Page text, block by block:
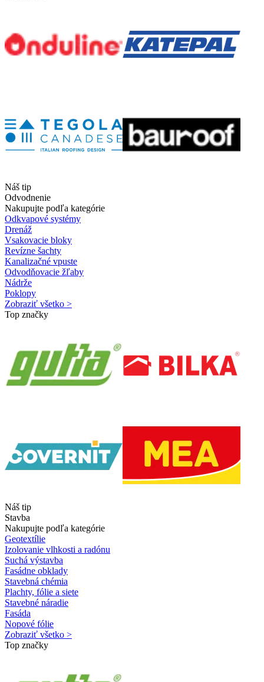
Náš tip
Odvodnenie
Nakupujte podľa kategórie
Odkvapové systémy
Drenáž
Vsakovacie bloky
Revízne šachty
Kanalizačné vpuste
Odvodňovacie žľaby
Nádrže
Poklopy
Zobraziť všetko >
Top značky
Náš tip
Stavba
Nakupujte podľa kategórie
Geotextílie
Izolovanie vlhkosti a radónu
Suchá výstavba
Fasádne obklady
Stavebná chémia
Plachty, fólie a siete
Stavebné náradie
Fasáda
Nopové fólie
Zobraziť všetko >
Top značky